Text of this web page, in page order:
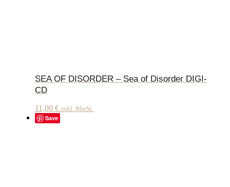
SEA OF DISORDER – Sea of Disorder DIGI-
CD
11,00 € inkl. MwSt.
Save